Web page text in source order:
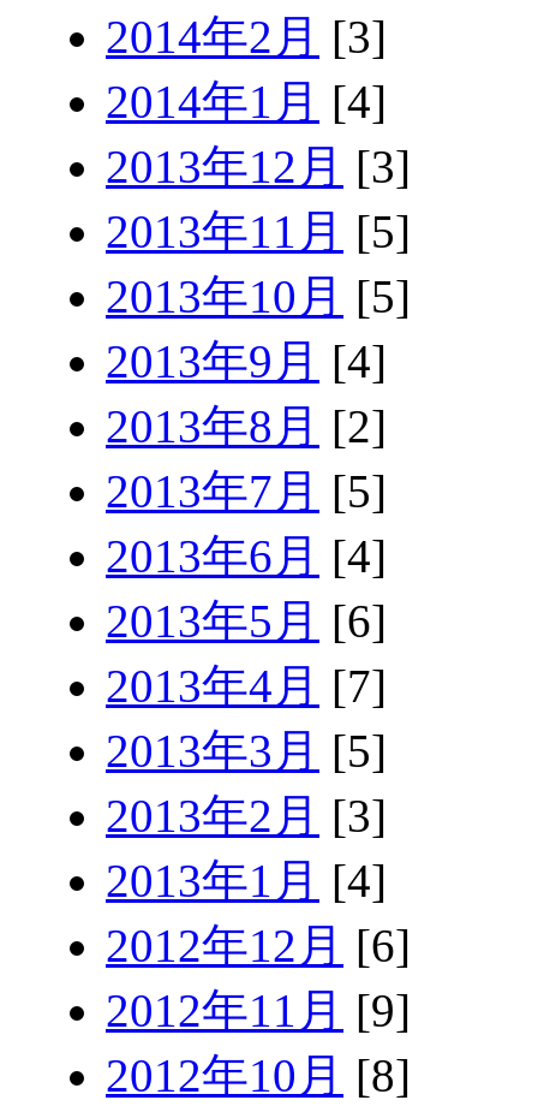
2014年2月 [3]
2014年1月 [4]
2013年12月 [3]
2013年11月 [5]
2013年10月 [5]
2013年9月 [4]
2013年8月 [2]
2013年7月 [5]
2013年6月 [4]
2013年5月 [6]
2013年4月 [7]
2013年3月 [5]
2013年2月 [3]
2013年1月 [4]
2012年12月 [6]
2012年11月 [9]
2012年10月 [8]